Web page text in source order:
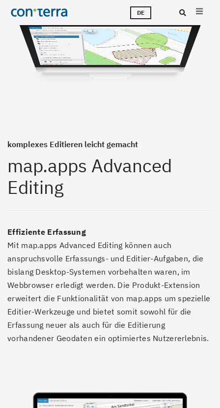
Direkt
zum
DE
komplexes Editieren leicht gemacht
map.apps Advanced
Editing
Effiziente Erfassung
Mit map.apps Advanced Editing können auch
anspruchsvolle Erfassungs- und Editier-Aufgaben, die
bislang Desktop-Systemen vorbehalten waren, im
Webbrowser erledigt werden. Die Produkt-Extension
erweitert die Funktionalität von map.apps um spezielle
Editier-Werkzeuge und bietet somit sowohl für die
Erfassung neuer als auch für die Editierung
vorhandener Geodaten ein optimiertes Nutzererlebnis.